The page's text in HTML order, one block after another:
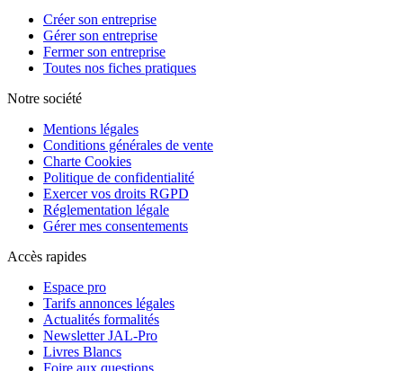
Créer son entreprise
Gérer son entreprise
Fermer son entreprise
Toutes nos fiches pratiques
Notre société
Mentions légales
Conditions générales de vente
Charte Cookies
Politique de confidentialité
Exercer vos droits RGPD
Réglementation légale
Gérer mes consentements
Accès rapides
Espace pro
Tarifs annonces légales
Actualités formalités
Newsletter JAL-Pro
Livres Blancs
Foire aux questions